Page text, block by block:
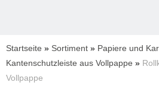
Startseite » Sortiment » Papiere und
Kantenschutzleiste aus Vollpappe »
Vollpappe